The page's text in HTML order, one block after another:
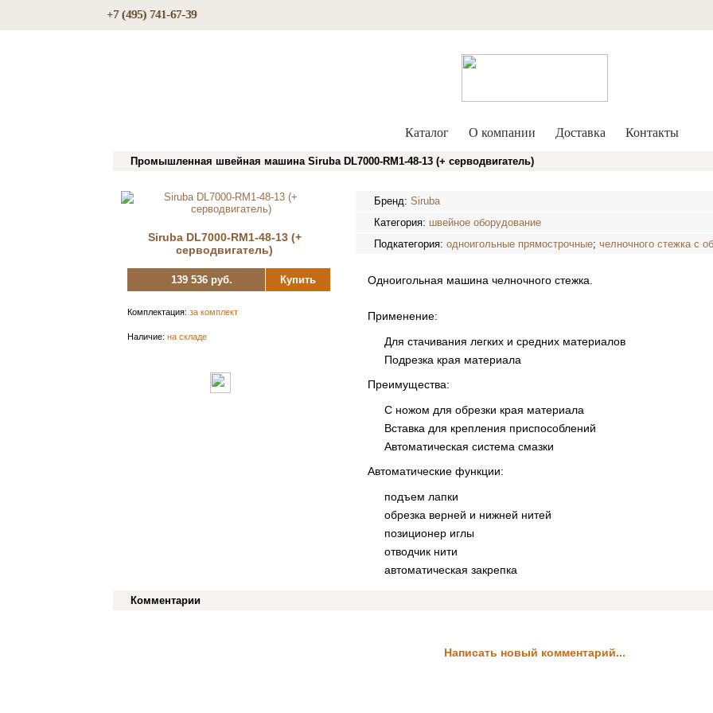
+7 (495) 741-67-39
Каталог О компании Доставка Контакты
Промышленная швейная машина Siruba DL7000-RM1-48-13 (+ серводвигатель)
Siruba DL7000-RM1-48-13 (+
серводвигатель)
139 536 руб. Купить
Комплектация:за комплект
Наличие:на складе
Бренд:Siruba
Категория: швейное оборудование
Подкатегория:одноигольные прямострочные;челночного стежка с
Одноигольная машина челночного стежка.
Применение:
Для стачивания легких и средних материалов
Подрезка края материала
Преимущества:
С ножом для обрезки края материала
Вставка для крепления приспособлений
Автоматическая система смазки
Автоматические функции:
подъем лапки
обрезка верней и нижней нитей
позиционер иглы
отводчик нити
автоматическая закрепка
Комментарии
Написать новый комментарий...